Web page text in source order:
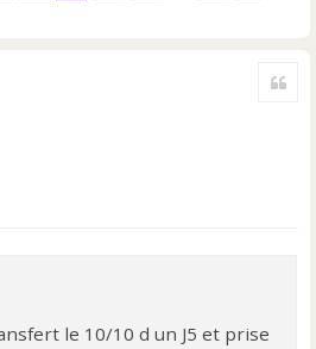
le 10/10 d un J5 et prise